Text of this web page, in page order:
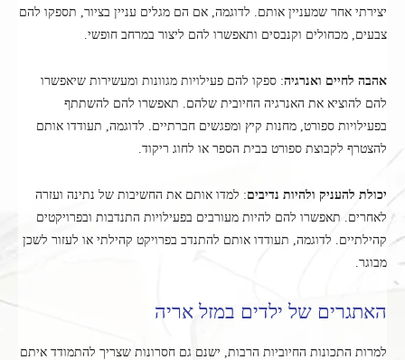
יצירתי אחר שמעניין אותם. לדוגמה, אם הם מגלים עניין בציור, תספקו להם
צבעים, מכחולים וקנבסים ותאפשרו להם ליצור במרחב חופשי.
אהבה לחיים ואנרגיה: ספקו להם פעילויות מגוונות ומעשירות שיאפשרו
להם להוציא את האנרגיה החיובית שלהם. תאפשרו להם להשתתף
בפעילויות ספורט, מחנות קיץ ומפגשים חברתיים. לדוגמה, תעודדו אותם
להצטרף לקבוצת ספורט בבית הספר או לחוג ריקוד.
יכולת להעניק ולהיות נדיבים: למדו אותם את החשיבות של נתינה ועזרה
לאחרים. תאפשרו להם להיות מעורבים בפעילויות התנדבות ובפרויקטים
קהילתיים. לדוגמה, תעודדו אותם להתנדב בפרויקט קהילתי או לעזור לשכן
מבוגר.
האתגרים של ילדים במזל אריה
למרות התכונות החיוביות הרבות, ישנם גם חסרונות שצריך להתמודד איתם